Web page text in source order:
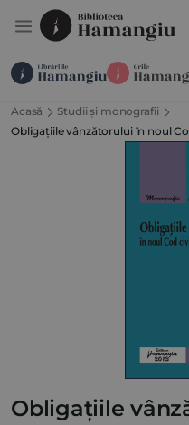
Module Publicații
Suport
Acasă
Studii și monografii
Obligațiile vânzătorului în noul
Obligațiile